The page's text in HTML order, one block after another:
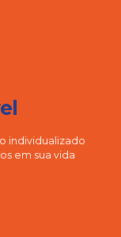
individualizado
em sua vida